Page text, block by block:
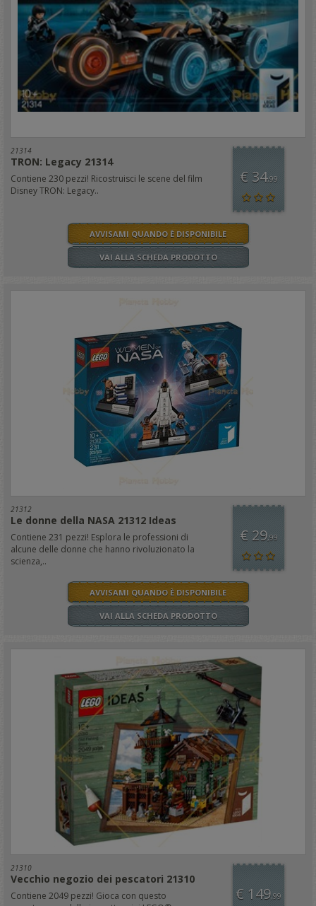
21314
TRON: Legacy 21314
Contiene 230 pezzi! Ricostruisci le scene del film
Disney TRON: Legacy..
€ 34,99
AVVISAMI QUANDO È DISPONIBILE
VAI ALLA SCHEDA PRODOTTO
21312
Le donne della NASA 21312 Ideas
Contiene 231 pezzi! Esplora le professioni di
alcune delle donne che hanno rivoluzionato la
scienza,..
€ 29,99
AVVISAMI QUANDO È DISPONIBILE
VAI ALLA SCHEDA PRODOTTO
21310
Vecchio negozio dei pescatori 21310
Contiene 2049 pezzi! Gioca con questo
€ 149,99